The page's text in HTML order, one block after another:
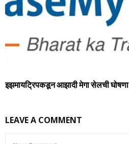
इझमायट्रिपकडून आझादी मेगा सेलची घोषणा
LEAVE A COMMENT